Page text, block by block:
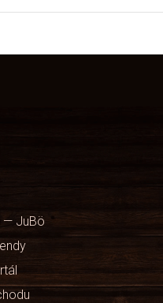
— JuBö